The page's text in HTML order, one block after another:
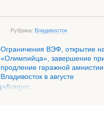
Рубрика: Владивосток
Ограничения ВЭФ, открытие
«Олимпийца», завершение
продление гаражной
Владивосток в августе